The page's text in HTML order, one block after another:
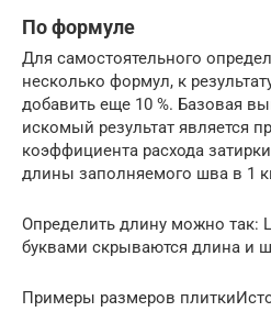
По формуле
Для самостоятельного
несколько формул, к
добавить еще 10 %. Базовая
искомый результат является
коэффициента расхода
длины заполняемого шва в 1
Определить длину можно так:
буквами скрываются длина и
Примеры размеров